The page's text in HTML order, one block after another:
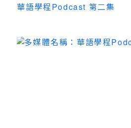
華語學程Podcast 第二集